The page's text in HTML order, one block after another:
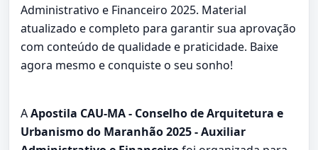
Administrativo e Financeiro 2025. Material
atualizado e completo para garantir sua aprovação
com conteúdo de qualidade e praticidade. Baixe
agora mesmo e conquiste o seu sonho!
AApostila CAU-MA - Conselho de Arquitetura e
Urbanismo do Maranhão 2025 - Auxiliar